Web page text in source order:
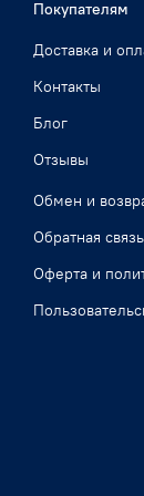
Покупателям
Доставка и
Контакты
Блог
Отзывы
Обмен и
Обратная связь
Оферта и